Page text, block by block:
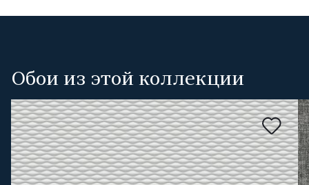
Обои из этой коллекции